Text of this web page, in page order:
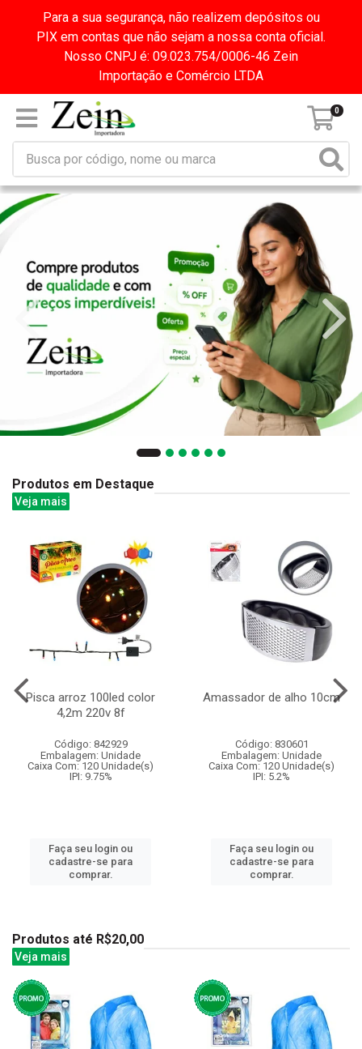
Para a sua segurança, não realizem depósitos ou
PIX em contas que não sejam a nossa conta oficial.
Nosso CNPJ é: 09.023.754/0006-46 Zein
Importação e Comércio LTDA
0
Produtos em Destaque
Veja mais
Pisca arroz 100led color
4,2m 220v 8f
Código: 842929
Embalagem: Unidade
Caixa Com: 120 Unidade(s)
IPI: 9.75%
Faça seu login ou
cadastre-se para
comprar.
Amassador de alho 10cm
Código: 830601
Embalagem: Unidade
Caixa Com: 120 Unidade(s)
IPI: 5.2%
Faça seu login ou
cadastre-se para
comprar.
Produtos até R$20,00
Veja mais